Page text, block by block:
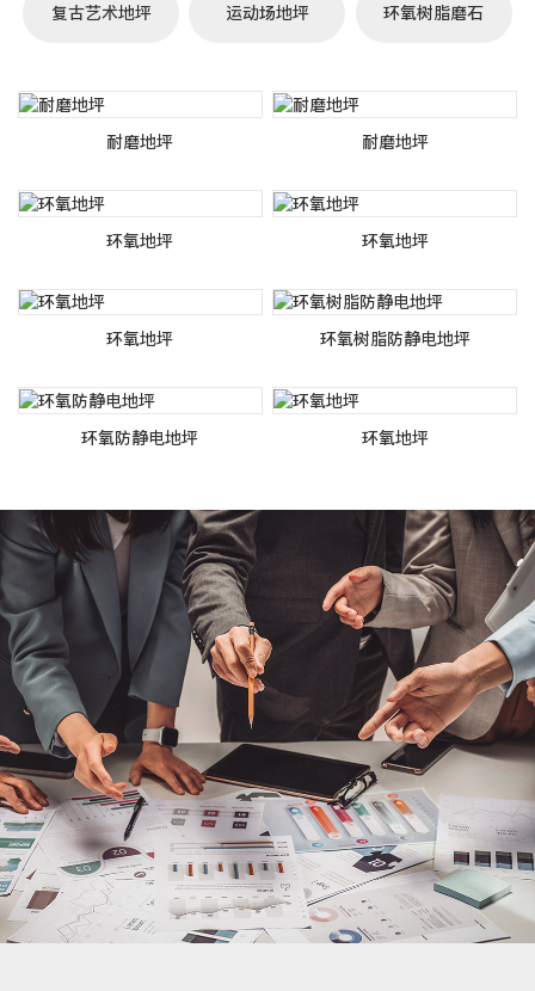
复古艺术地坪 运动场地坪 环氧树脂磨石
耐磨地坪 耐磨地坪
环氧地坪 环氧地坪
环氧地坪 环氧树脂防静电地坪
环氧防静电地坪 环氧地坪